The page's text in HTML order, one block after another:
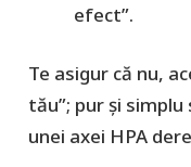
efect”.
Te asigur că nu,
tău”; pur şi
unei axei HPA